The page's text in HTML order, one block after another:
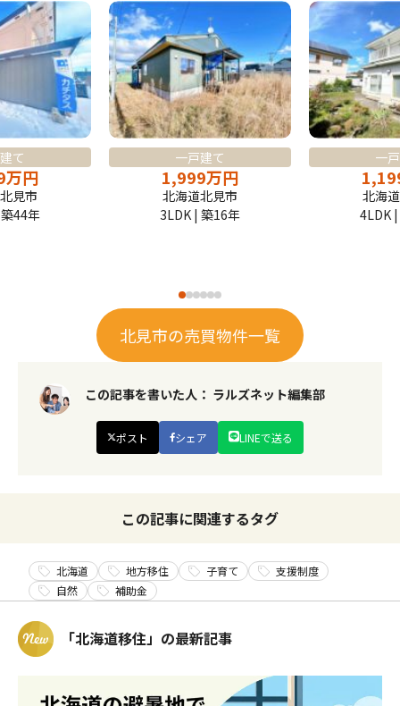
て
万円
見市
44年
一戸建て
1,999万円
北海道北見市
3LDK | 築16年
一
北海
4LDK
北見市の売買物件一覧
この記事を書いた人： ラルズネット編集部
ポスト シェア LINEで送る
この記事に関連するタグ
北海道 地方移住 子育て
支援制度
自然
補助金
「北海道移住」の最新記事